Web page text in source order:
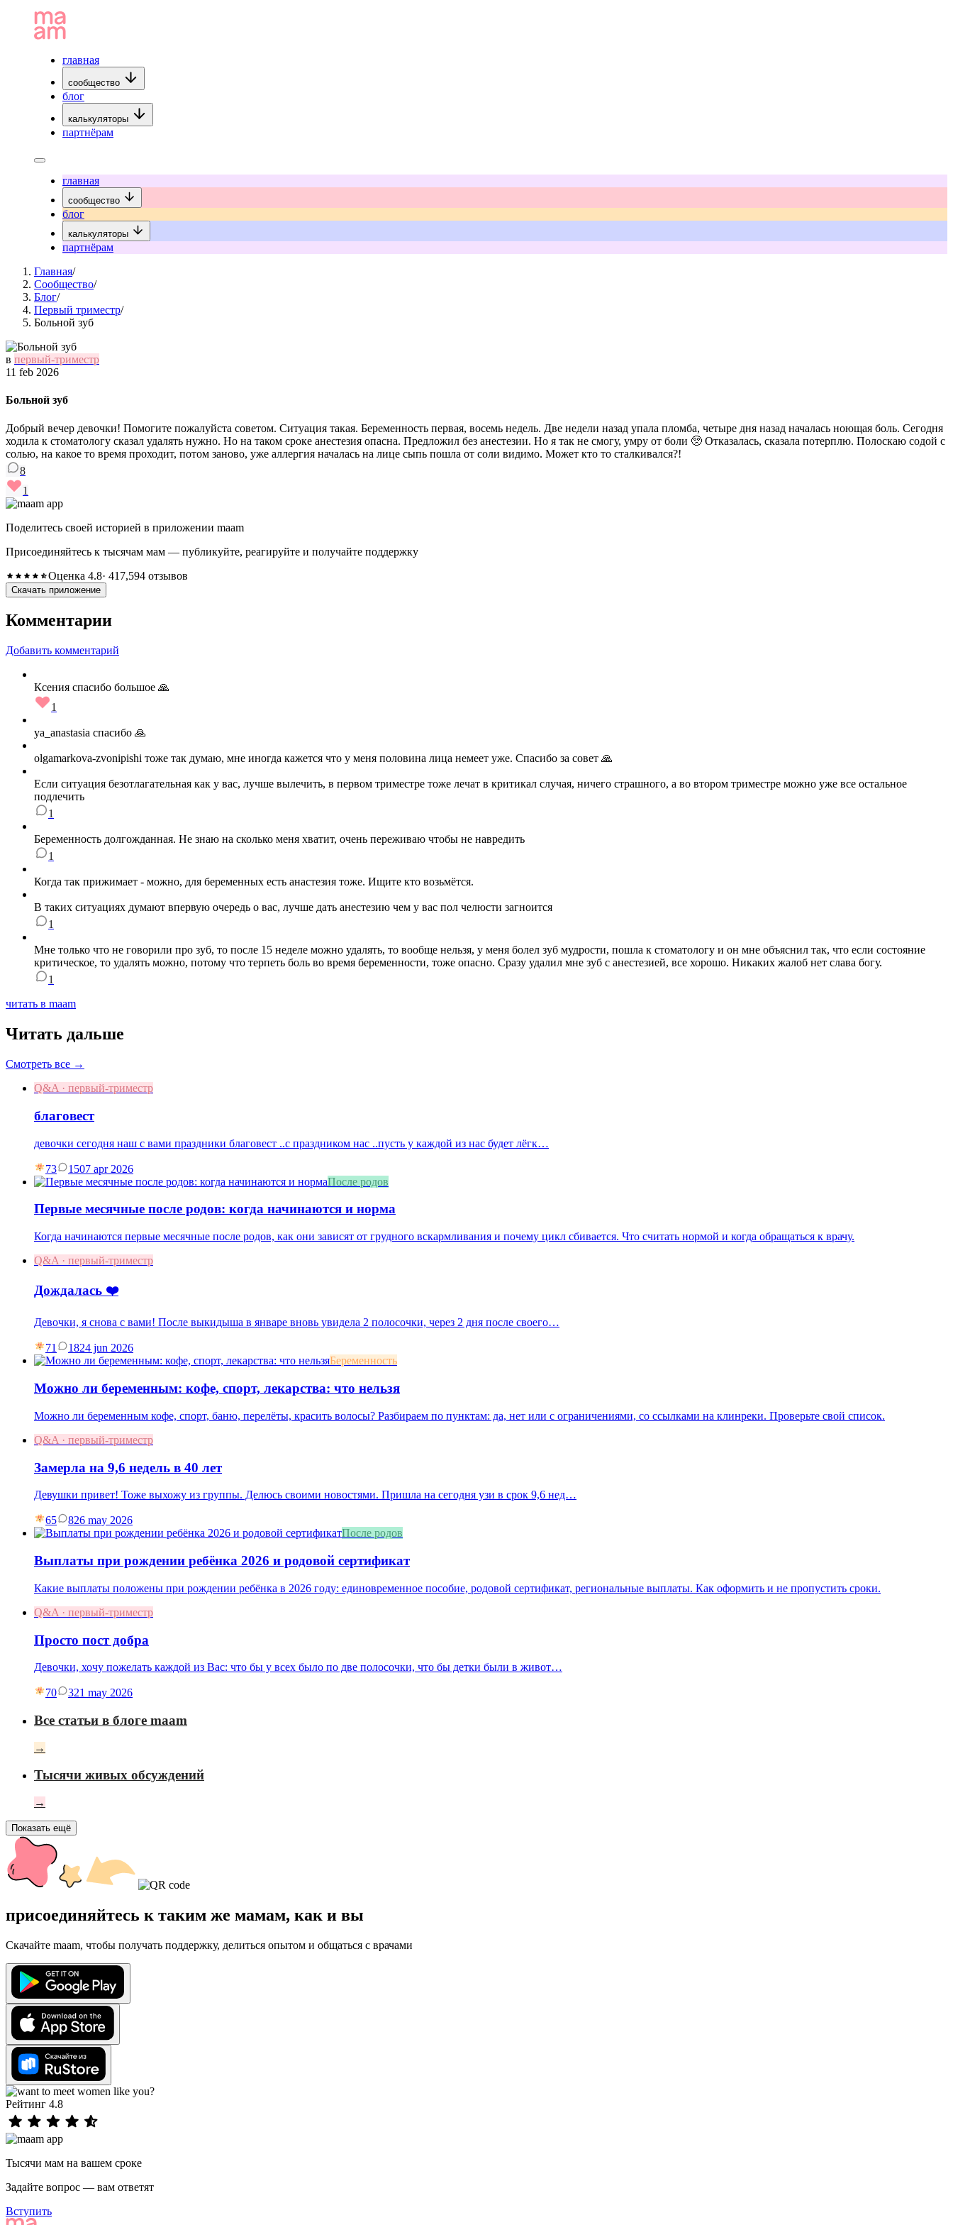
главная
сообщество
блог
калькуляторы
партнёрам
главная
сообщество
блог
калькуляторы
партнёрам
Главная/
Сообщество/
Блог/
Первый триместр/
Больной зуб
в первый-триместр
11 feb 2026
Больной зуб
Добрый вечер девочки! Помогите пожалуйста советом. Ситуация такая. Беременность первая, восемь недель. Две недели назад упала пломба, четыре дня назад началась ноющая боль. Сегодня
ходила к стоматологу сказал удалять нужно. Но на таком сроке анестезия опасна. Предложил без анестезии. Но я так не смогу, умру от боли 🥺 Отказалась, сказала потерплю. Полоскаю содой с
солью, на какое то время проходит, потом заново, уже аллергия началась на лице сыпь пошла от соли видимо. Может кто то сталкивался?!
8
1
Поделитесь своей историей в приложении maam
Присоединяйтесь к тысячам мам — публикуйте, реагируйте и получайте поддержку
Оценка 4.8· 417,594 отзывов
Скачать приложение
Комментарии
Добавить комментарий
Ксения спасибо большое 🙏
1
ya_anastasia спасибо 🙏
olgamarkova-zvonipishi тоже так думаю, мне иногда кажется что у меня половина лица немеет уже. Спасибо за совет 🙏
Если ситуация безотлагательная как у вас, лучше вылечить, в первом триместре тоже лечат в критикал случая, ничего страшного, а во втором триместре можно уже все остальное
подлечить
1
Беременность долгожданная. Не знаю на сколько меня хватит, очень переживаю чтобы не навредить
1
Когда так прижимает - можно, для беременных есть анастезия тоже. Ищите кто возьмётся.
В таких ситуациях думают впервую очередь о вас, лучше дать анестезию чем у вас пол челюсти загноится
1
Мне только что не говорили про зуб, то после 15 неделе можно удалять, то вообще нельзя, у меня болел зуб мудрости, пошла к стоматологу и он мне объяснил так, что если состояние
критическое, то удалять можно, потому что терпеть боль во время беременности, тоже опасно. Сразу удалил мне зуб с анестезией, все хорошо. Никаких жалоб нет слава богу.
1
читать в maam
Читать дальше
Смотреть все →
Q&A · первый-триместр
благовест
девочки сегодня наш с вами праздники благовест ..с праздником нас ..пусть у каждой из нас будет лёгк…
73 1507 apr 2026
После родов
Первые месячные после родов: когда начинаются и норма
Когда начинаются первые месячные после родов, как они зависят от грудного вскармливания и почему цикл сбивается. Что считать нормой и когда обращаться к врачу.
Q&A · первый-триместр
Дождалась ❤️
Девочки, я снова с вами! После выкидыша в январе вновь увидела 2 полосочки, через 2 дня после своего…
71 1824 jun 2026
Беременность
Можно ли беременным: кофе, спорт, лекарства: что нельзя
Можно ли беременным кофе, спорт, баню, перелёты, красить волосы? Разбираем по пунктам: да, нет или с ограничениями, со ссылками на клинреки. Проверьте свой список.
Q&A · первый-триместр
Замерла на 9,6 недель в 40 лет
Девушки привет! Тоже выхожу из группы. Делюсь своими новостями. Пришла на сегодня узи в срок 9,6 нед…
65 826 may 2026
После родов
Выплаты при рождении ребёнка 2026 и родовой сертификат
Какие выплаты положены при рождении ребёнка в 2026 году: единовременное пособие, родовой сертификат, региональные выплаты. Как оформить и не пропустить сроки.
Q&A · первый-триместр
Просто пост добра
Девочки, хочу пожелать каждой из Вас: что бы у всех было по две полосочки, что бы детки были в живот…
70 321 may 2026
Все статьи в блоге maam
→
Тысячи живых обсуждений
→
Показать ещё
присоединяйтесь к таким же мамам, как и вы
Скачайте maam, чтобы получать поддержку, делиться опытом и общаться с врачами
Рейтинг 4.8
Тысячи мам на вашем сроке
Задайте вопрос — вам ответят
Вступить